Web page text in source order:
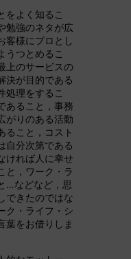
をよく知るこ
勉強のネタが広
客様にプロとし
うつとめるこ
上のサービスの
決が目的である
処理をするこ
あること，事務
がりのある活動
ること，コスト
自分次第である
ければ人に幸せ
と，ワーク・ラ
…などなど，思
できたのではな
ク・ライフ・シ
葉をお借りしま